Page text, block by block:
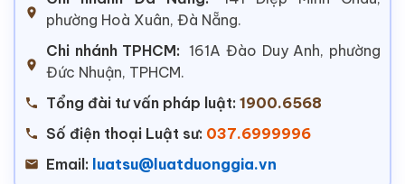
phường Hoà Xuân, Đà Nẵng.
Chi nhánh TPHCM: 161A Đào Duy Anh, phường
Đức Nhuận, TPHCM.
Tổng đài tư vấn pháp luật: 1900.6568
Số điện thoại Luật sư: 037.6999996
Email: luatsu@luatduonggia.vn